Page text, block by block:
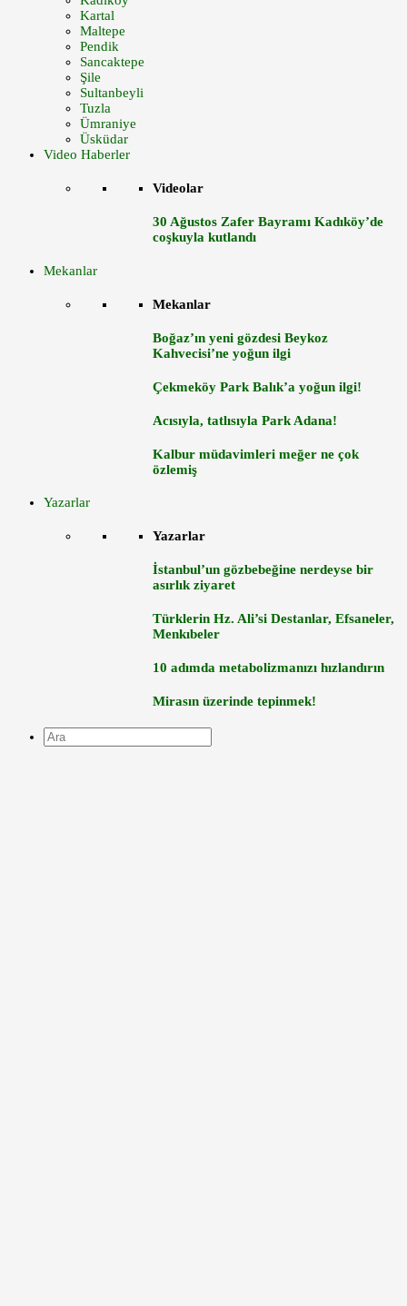
Kartal
Maltepe
Pendik
Sancaktepe
Şile
Sultanbeyli
Tuzla
Ümraniye
Üsküdar
Video Haberler
Videolar
30 Ağustos Zafer Bayramı Kadıköy’de
coşkuyla kutlandı
Mekanlar
Mekanlar
Boğaz’ın yeni gözdesi Beykoz
Kahvecisi’ne yoğun ilgi
Çekmeköy Park Balık’a yoğun ilgi!
Acısıyla, tatlısıyla Park Adana!
Kalbur müdavimleri meğer ne çok
özlemiş
Yazarlar
Yazarlar
İstanbul’un gözbebeğine nerdeyse bir
asırlık ziyaret
Türklerin Hz. Ali’si Destanlar, Efsaneler,
Menkıbeler
10 adımda metabolizmanızı hızlandırın
Mirasın üzerinde tepinmek!